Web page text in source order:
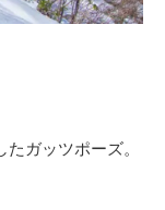
ガッツポーズ。